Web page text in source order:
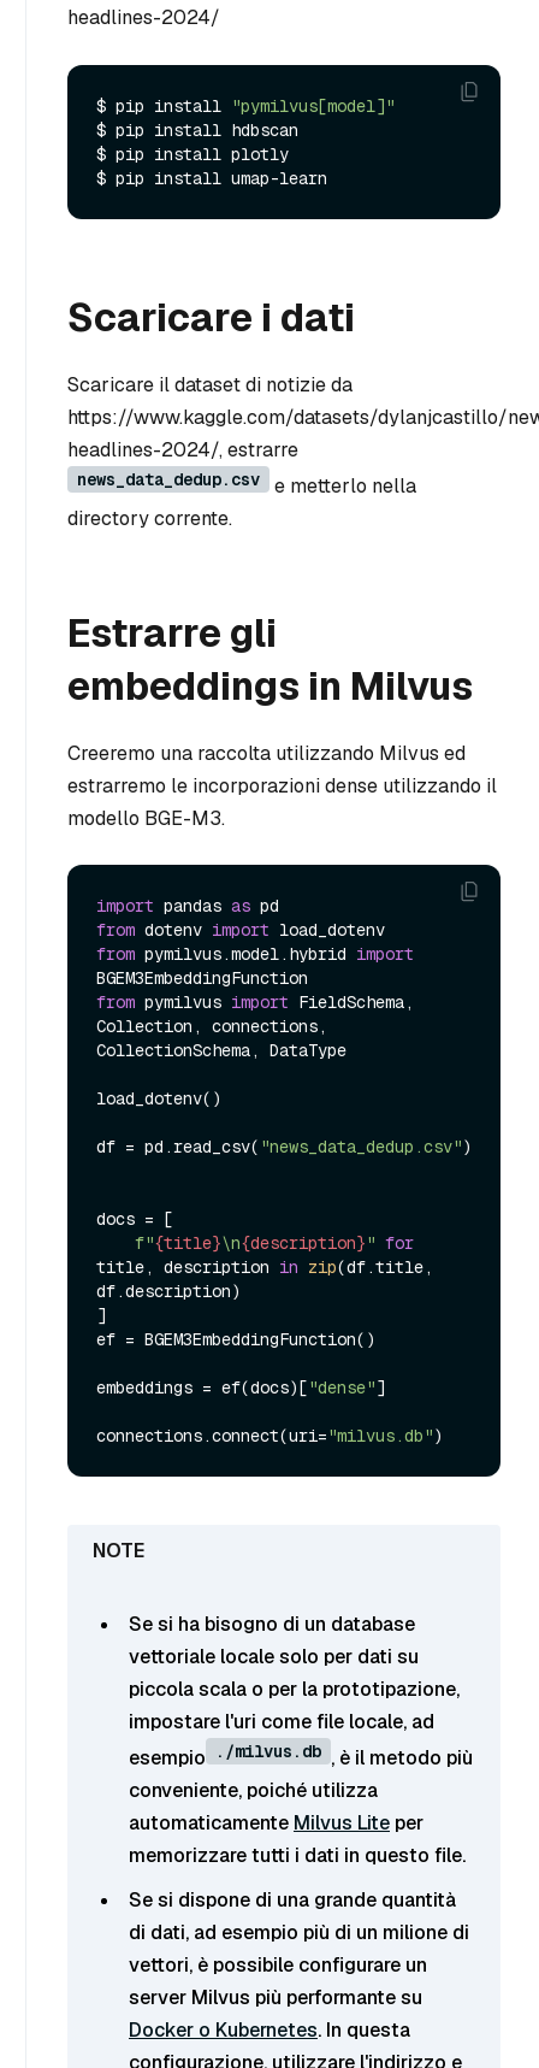
headlines-2024/
$ pip install "pymilvus[model]"
$ pip install hdbscan
$ pip install plotly
Scaricare i dati
Scaricare il dataset di notizie da
https://www.kaggle.com/datasets/dylanjcastillo/
headlines-2024/, estrarre
news_data_dedup.csv
e metterlo nella
directory corrente.
Estrarre gli
embeddings in Milvus
Creeremo una raccolta utilizzando Milvus ed
estrarremo le incorporazioni dense utilizzando il
modello BGE-M3.
import pandas as
from dotenv import
from pymilvus.model.hybrid import
from pymilvus import FieldSchema,
Collection, connections,
CollectionSchema, DataType
load_dotenv()
df = pd.read_csv( "news_data_dedup.csv")
docs = [
f"{title}\n{description}" for
title, description in zip(df.title,
df.description)
]
ef = BGEM3EmbeddingFunction()
embeddings = ef(docs)["dense"]
connections.connect(uri="milvus.db"
Se si ha bisogno di un database
vettoriale locale solo per dati su
piccola scala o per la prototipazione,
impostare l'uri come file locale, ad
esempio
./milvus.db , è il metodo più
conveniente, poiché utilizza
automaticamente Milvus Lite per
memorizzare tutti i dati in questo file.
Se si dispone di una grande quantità
di dati, ad esempio più di un milione di
vettori, è possibile configurare un
server Milvus più performante su
Docker o Kubernetes. In questa
configurazione, utilizzare l'indirizzo e